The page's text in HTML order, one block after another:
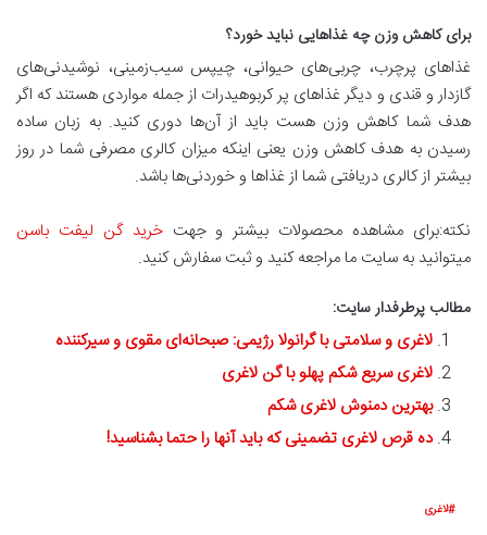
برای کاهش وزن چه غذاهایی نباید خورد؟
غذاهای پرچرب، چربی‌های حیوانی، چیپس سیب‌زمینی، نوشیدنی‌های
گازدار و قندی و دیگر غذاهای پر کربوهیدرات از جمله مواردی هستند که اگر
هدف شما کاهش وزن هست باید از آن‌ها دوری کنید. به زبان ساده
رسیدن به هدف کاهش وزن یعنی اینکه میزان کالری مصرفی شما در روز
بیشتر از کالری دریافتی شما از غذاها و خوردنی‌ها باشد.
نکته:برای مشاهده محصولات بیشتر و جهتخرید گن لیفت باسن
میتوانید به سایت ما مراجعه کنید و ثبت سفارش کنید.
مطالب پرطرفدار سایت:
لاغری و سلامتی با گرانولا رژیمی: صبحانه‌ای مقوی و سیرکننده
لاغری سریع شکم پهلو با گن لاغری
بهترین دمنوش لاغری شکم
ده قرص لاغری تضمینی که باید آنها را حتما بشناسید!
لاغری